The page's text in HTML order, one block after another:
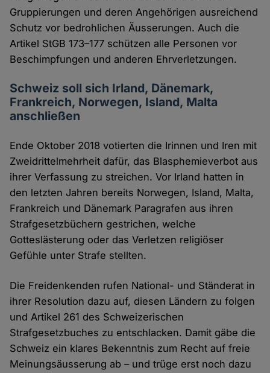
Gruppierungen und deren Angehörigen ausreichend
Schutz vor bedrohlichen Äusserungen. Auch die
Artikel StGB 173–177 schützen alle Personen vor
Beschimpfungen und anderen Ehrverletzungen.
Schweiz soll sich Irland, Dänemark,
Frankreich, Norwegen, Island, Malta
anschließen
Ende Oktober 2018 votierten die Irinnen und Iren mit
Zweidrittelmehrheit dafür, das Blasphemieverbot aus
ihrer Verfassung zu streichen. Vor Irland hatten in
den letzten Jahren bereits Norwegen, Island, Malta,
Frankreich und Dänemark Paragrafen aus ihren
Strafgesetzbüchern gestrichen, welche
Gotteslästerung oder das Verletzen religiöser
Gefühle unter Strafe stellten.
Die Freidenkenden rufen National- und Ständerat in
ihrer Resolution dazu auf, diesen Ländern zu folgen
und Artikel 261 des Schweizerischen
Strafgesetzbuches zu entschlacken. Damit gäbe die
Schweiz ein klares Bekenntnis zum Recht auf freie
Meinungsäusserung ab – und trüge erst noch dazu